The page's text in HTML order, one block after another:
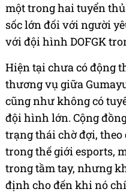
một trong hai tuyển
sốc lớn đối với người
với đội hình DOFGK
Hiện tại chưa có động
thương vụ giữa
cũng như không có
đội hình lớn. Cộng
trạng thái chờ đợi,
trong thế giới esports,
trong tầm tay, nhưng
định cho đến khi nó